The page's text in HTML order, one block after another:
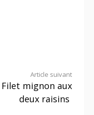
Article suivant
Filet mignon aux
deux raisins